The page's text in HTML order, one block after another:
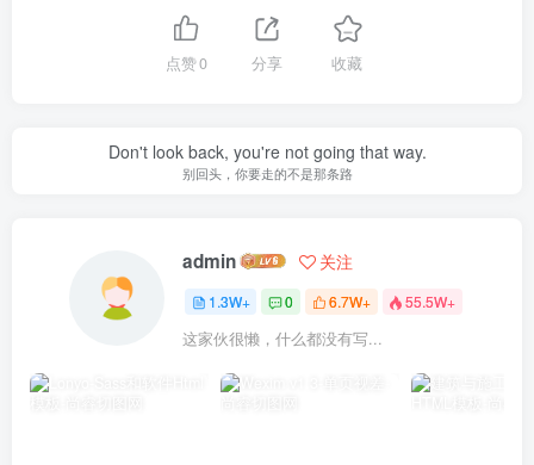
点赞0 分享 收藏
Don't look back, you're not going that way.
别回头，你要走的不是那条路
admin 关注
1.3W+ 0 6.7W+ 55.5W+
这家伙很懒，什么都没有写...